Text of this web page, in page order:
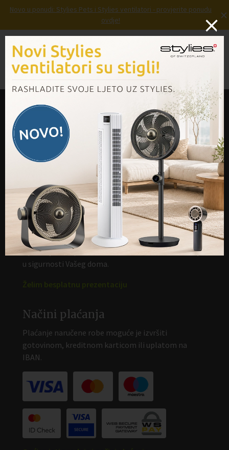
Novo u ponudi: Stylies Pets i Stylies ventilatori - provjerite ponudu
ovdje!
×
Prijava Košarica
Kontakt
Na raspolaganju smo:
0800 333 555
Ružićeva 15, 51 000 Rijeka
Radno vrijeme:
Pon. – pet. od 08:00 do 16:00
Kontaktirajte nas
Dogovorite besplatnu prezentaciju
Upoznajte sve prednosti Kobold sistema za čišćenje
u sigurnosti Vašeg doma.
Načini plaćanja
Plaćanje naručene robe moguće je izvršiti
gotovinom, kreditnom karticom ili uplatom na
IBAN.
mail